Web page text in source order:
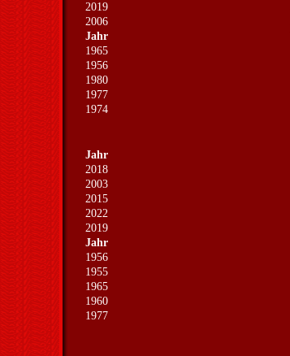
2019
2006
Jahr
1965
1956
1980
1977
1974
Jahr
2018
2003
2015
2022
2019
Jahr
1956
1955
1965
1960
1977